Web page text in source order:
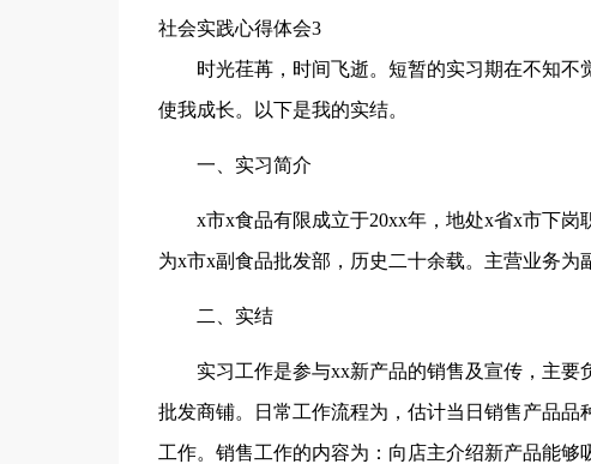
社会实践心得体会3
时光荏苒，时间飞逝。短暂的实习期在不知
使我成长。以下是我的实结。
一、实习简介
x市x食品有限成立于20xx年，地处x省x市下
为x市x副食品批发部，历史二十余载。主营业务为
二、实结
实习工作是参与xx新产品的销售及宣传，主
批发商铺。日常工作流程为，估计当日销售产品
工作。销售工作的内容为：向店主介绍新产品能